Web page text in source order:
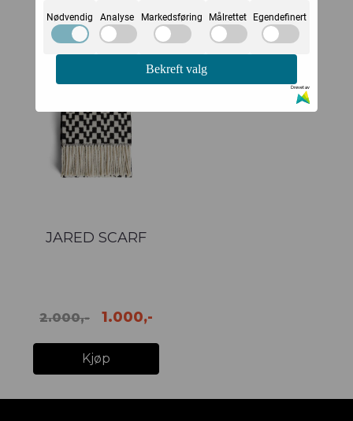
Relaterte produkter
JARED SCARF
2.000,- 1.000,-
Kjøp
Nødvendig Analyse Markedsføring Målrettet Egendefinert
Bekreft valg
Drevet av